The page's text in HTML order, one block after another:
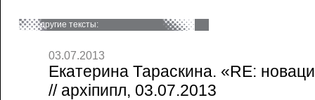
другие тексты:
03.07.2013
Екатерина Тараскина. «RE:
// архiпипл, 03.07.2013